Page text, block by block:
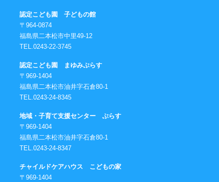
認定こども園 子どもの館
〒964-0874
福島県二本松市中里49-12
TEL.0243-22-3745
認定こども園 まゆみぷらす
〒969-1404
福島県二本松市油井字石倉80-1
TEL.0243-24-8345
地域・子育て支援センター ぷらす
〒969-1404
福島県二本松市油井字石倉80-1
TEL.0243-24-8347
チャイルドケアハウス こどもの家
〒969-1404